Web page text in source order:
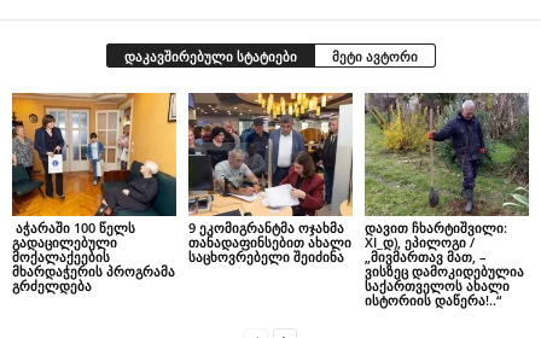
დაკავშირებული სტატიები მეტი ავტორი
აჭარაში 100 წელს
გადაცილებული
მოქალაქეების
მხარდაჭერის პროგრამა
გრძელდება
9 ეკომიგრანტმა ოჯახმა
თანადაფინსებით ახალი
საცხოვრებელი შეიძინა
დავით ჩხარტიშვილი:
XI_დ), ეპილოგი /
„მივმართავ მათ, –
ვისზეც დამოკიდებულია
საქართველოს ახალი
ისტორიის დაწერა!..“